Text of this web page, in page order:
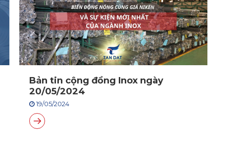
Bản tin cộng đồng Inox ngày
20/05/2024
19/05/2024